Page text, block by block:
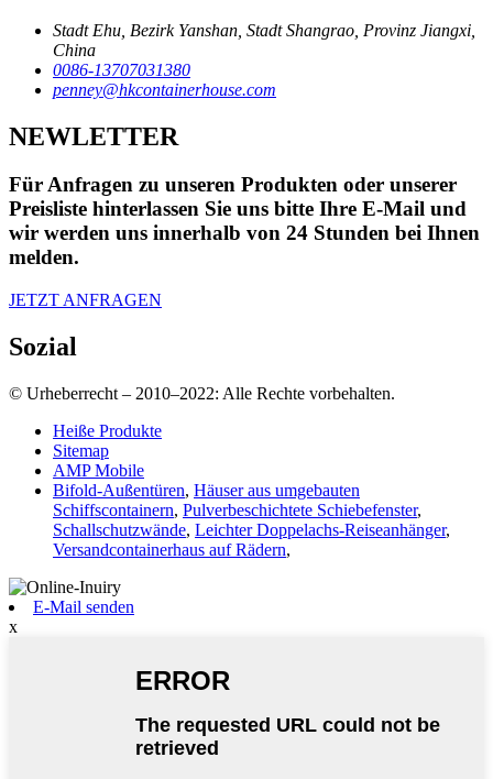
Stadt Ehu, Bezirk Yanshan, Stadt Shangrao, Provinz Jiangxi,
China
0086-13707031380
penney@hkcontainerhouse.com
NEWLETTER
Für Anfragen zu unseren Produkten oder unserer
Preisliste hinterlassen Sie uns bitte Ihre E-Mail und
wir werden uns innerhalb von 24 Stunden bei Ihnen
melden.
JETZT ANFRAGEN
Sozial
© Urheberrecht – 2010–2022: Alle Rechte vorbehalten.
Heiße Produkte
Sitemap
AMP Mobile
Bifold-Außentüren, Häuser aus umgebauten
Schiffscontainern, Pulverbeschichtete Schiebefenster,
Schallschutzwände, Leichter Doppelachs-Reiseanhänger,
Versandcontainerhaus auf Rädern,
E-Mail senden
x